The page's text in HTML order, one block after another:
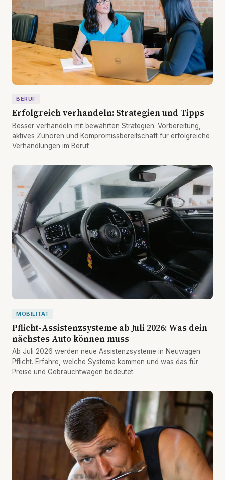
BERUF
Erfolgreich verhandeln: Strategien und Tipps
Besser verhandeln mit bewährten Strategien: Vorbereitung,
aktives Zuhören und Kompromissbereitschaft für erfolgreiche
Verhandlungen im Beruf.
MOBILITÄT
Pflicht-Assistenzsysteme ab Juli 2026: Was dein
nächstes Auto können muss
Ab Juli 2026 werden neue Assistenzsysteme in Neuwagen
Pflicht. Erfahre, welche Systeme kommen und was das für
Preise und Gebrauchtwagen bedeutet.